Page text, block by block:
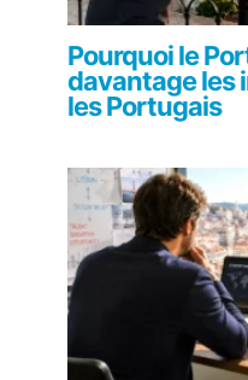
Pourquoi le
davantage les
les Portugais